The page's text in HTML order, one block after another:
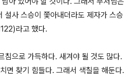
설사 스승이 쫓아내더라도 제자가 스승
라고 했다.
침으로 가득하다. 새겨야 될 것도 많다.
면 찾기 힘들다. 그래서 색칠을 해둔다.